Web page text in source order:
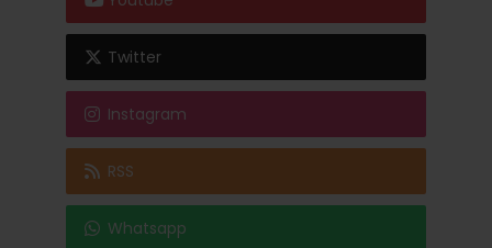
Twitter
Instagram
RSS
Whatsapp